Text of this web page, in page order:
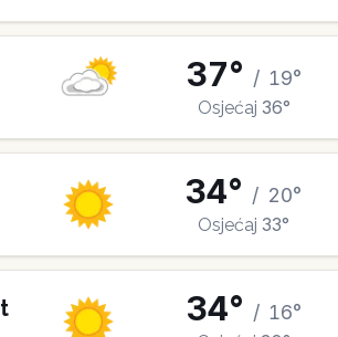
37° / 19°
Osjećaj 36°
34° / 20°
Osjećaj 33°
34° / 16°